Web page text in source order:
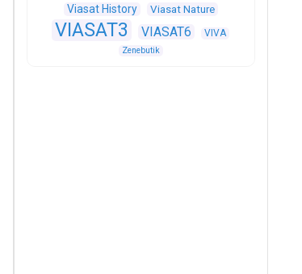
Viasat History Viasat Nature
VIASAT3 VIASAT6 VIVA
Zenebutik